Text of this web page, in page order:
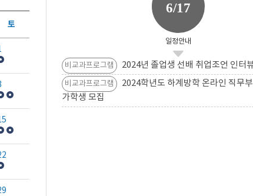
토
6/17
일정안내
비교과프로그램 2024년 졸업생 선배 취업조언 인터
비교과프로그램
2024학년도 하계방학 온라인 직무
가학생 모집